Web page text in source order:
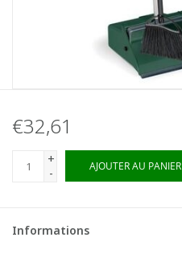
€32,61
+
-
AJOUTER AU PANIER
Informations